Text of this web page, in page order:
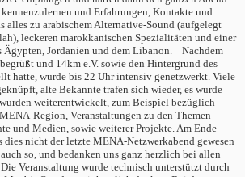
und Erfahrungen, Kontakte und
alles zu arabischem Alternative-Sound (aufgelegt
leckeren marokkanischen Spezialitäten und einer
Ägypten, Jordanien und dem Libanon. Nachdem
und 14km e.V. sowie den Hintergrund des
hatte, wurde bis 22 Uhr intensiv genetzwerkt. Viele
alte Bekannte trafen sich wieder, es wurde
weiterentwickelt, zum Beispiel bezüglich
Region, Veranstaltungen zu den Themen
und Medien, sowie weiterer Projekte. Am Ende
dies nicht der letzte MENA-Netzwerkabend gewesen
so, und bedanken uns ganz herzlich bei allen
Veranstaltung wurde technisch unterstützt durch